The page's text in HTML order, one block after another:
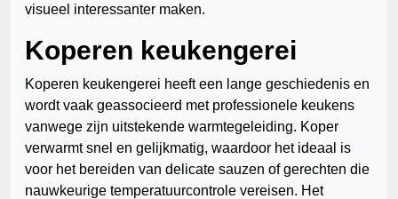
visueel interessanter maken.
Koperen keukengerei
Koperen keukengerei heeft een lange geschiedenis en
wordt vaak geassocieerd met professionele keukens
vanwege zijn uitstekende warmtegeleiding. Koper
verwarmt snel en gelijkmatig, waardoor het ideaal is
voor het bereiden van delicate sauzen of gerechten die
nauwkeurige temperatuurcontrole vereisen. Het